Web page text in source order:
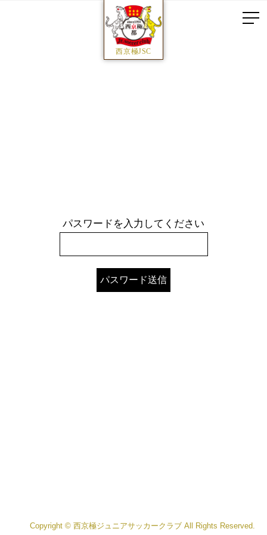
西京極JSC
パスワードを入力してください
Copyright © 西京極ジュニアサッカークラブ All Rights Reserved.